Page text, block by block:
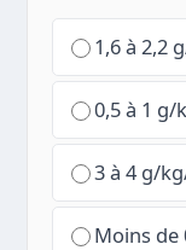
1,6 à 2,2
0,5 à 1 g/
3 à 4 g/
Moins de